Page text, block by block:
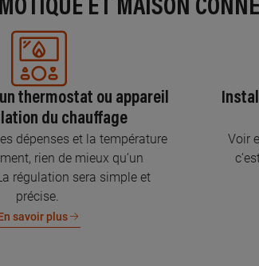
ET MAISON
thermostat ou appareil
du chauffage
dépenses et la température
rien de mieux qu’un
régulation sera simple et
précise.
savoir plus
Voir